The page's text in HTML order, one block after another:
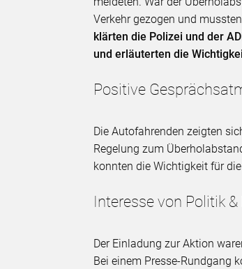
Verkehr gezogen und
klärten die Polizei und der
und erläuterten die
Positive
Die Autofahrenden zeigten
Regelung zum
konnten die Wichtigkeit für
Interesse von Politik
Der Einladung zur Aktion
Bei einem Presse-Rundgang